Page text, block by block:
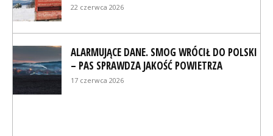
22 czerwca 2026
ALARMUJĄCE DANE. SMOG WRÓCIŁ DO POLSKI
– PAS SPRAWDZA JAKOŚĆ POWIETRZA
17 czerwca 2026